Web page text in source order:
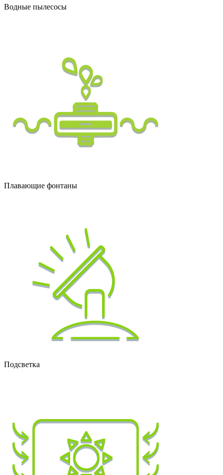
Водные пылесосы
Плавающие фонтаны
Подсветка